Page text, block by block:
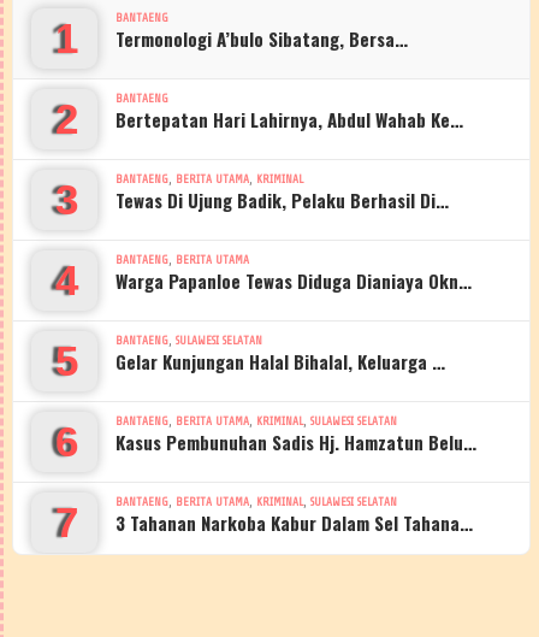
1 BANTAENG
Termonologi A’bulo Sibatang, Bersa…
2 BANTAENG
Bertepatan Hari Lahirnya, Abdul Wahab Ke…
3 BANTAENG, BERITA UTAMA, KRIMINAL
Tewas Di Ujung Badik, Pelaku Berhasil Di…
4 BANTAENG, BERITA UTAMA
Warga Papanloe Tewas Diduga Dianiaya Okn…
5 BANTAENG, SULAWESI SELATAN
Gelar Kunjungan Halal Bihalal, Keluarga …
6 BANTAENG, BERITA UTAMA, KRIMINAL, SULAWESI SELATAN
Kasus Pembunuhan Sadis Hj. Hamzatun Belu…
7 BANTAENG, BERITA UTAMA, KRIMINAL, SULAWESI SELATAN
3 Tahanan Narkoba Kabur Dalam Sel Tahana…